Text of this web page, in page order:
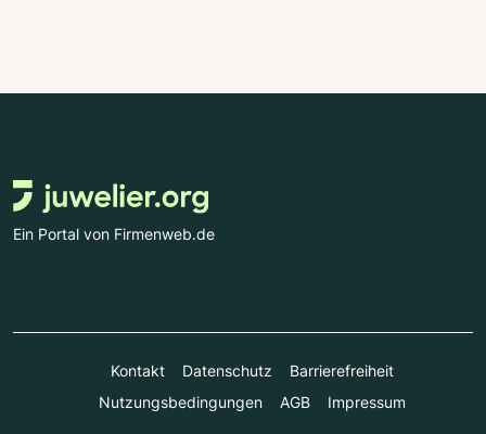
Ein Portal von Firmenweb.de
Kontakt Datenschutz
Barrierefreiheit
Nutzungsbedingungen
AGB Impressum